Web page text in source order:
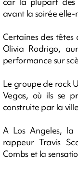
avant la soirée elle-
Certaines des têtes
Olivia Rodrigo,
performance sur
Le groupe de rock
Vegas, où ils se
construite par la
A Los Angeles,
rappeur Travis
Combs et la